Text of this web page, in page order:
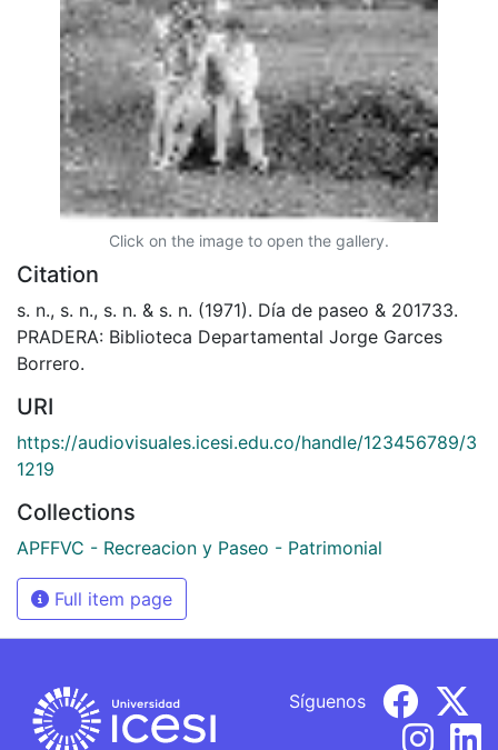
Click on the image to open the gallery.
Citation
s. n., s. n., s. n. & s. n. (1971). Día de paseo & 201733.
PRADERA: Biblioteca Departamental Jorge Garces
Borrero.
URI
https://audiovisuales.icesi.edu.co/handle/123456789/3
1219
Collections
APFFVC - Recreacion y Paseo - Patrimonial
Full item page
Síguenos